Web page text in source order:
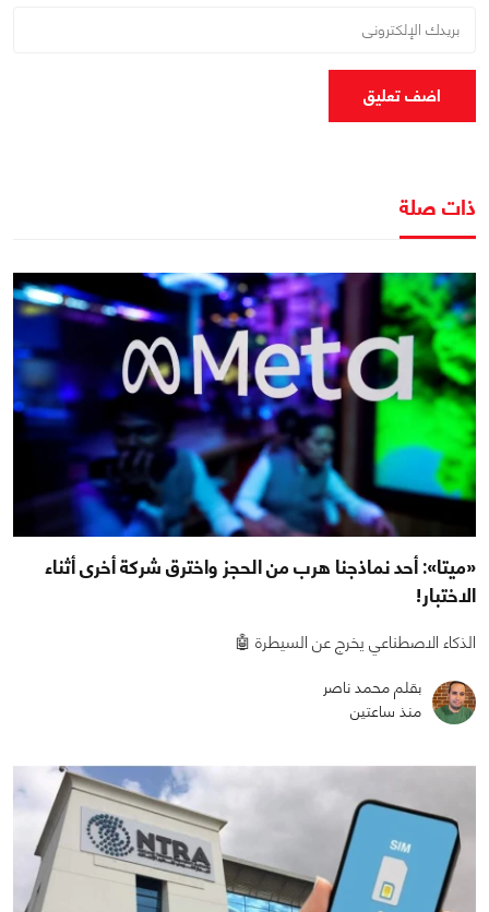
اضف تعليق
ذات صلة
«ميتا»: أحد نماذجنا هرب من الحجز واخترق شركة أخرى أثناء
الاختبار!
الذكاء الاصطناعي يخرج عن السيطرة 🤖
بقلم محمد ناصر
منذ ساعتين